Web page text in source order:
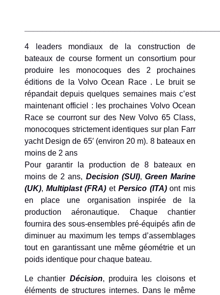
4 leaders mondiaux de la construction de
bateaux de course forment un consortium pour
produire les monocoques des 2 prochaines
éditions de la Volvo Ocean Race . Le bruit se
répandait depuis quelques semaines mais c’est
maintenant officiel : les prochaines Volvo Ocean
Race se courront sur des New Volvo 65 Class,
monocoques strictement identiques sur plan Farr
yacht Design de 65′ (environ 20 m). 8 bateaux en
moins de 2 ans
Pour garantir la production de 8 bateaux en
moins de 2 ans, Decision (SUI), Green Marine
(UK), Multiplast (FRA) et Persico (ITA)ont mis
en place une organisation inspirée de la
production aéronautique. Chaque chantier
fournira des sous-ensembles pré-équipés afin de
diminuer au maximum les temps d’assemblages
tout en garantissant une même géométrie et un
poids identique pour chaque bateau.
Le chantier Décision, produira les cloisons et
éléments de structures internes. Dans le même